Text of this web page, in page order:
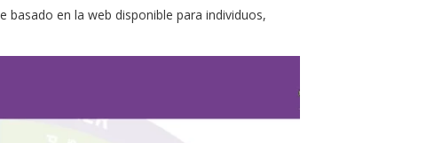
basado en la web disponible para individuos,